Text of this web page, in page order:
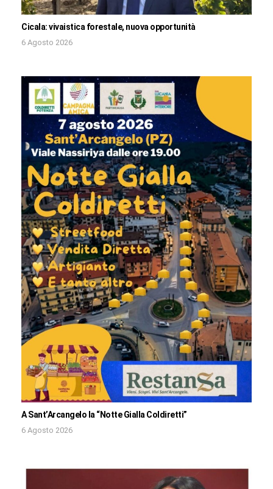
Cicala: vivaistica forestale, nuova opportunità
6 Agosto 2026
A Sant’Arcangelo la “Notte Gialla Coldiretti”
6 Agosto 2026